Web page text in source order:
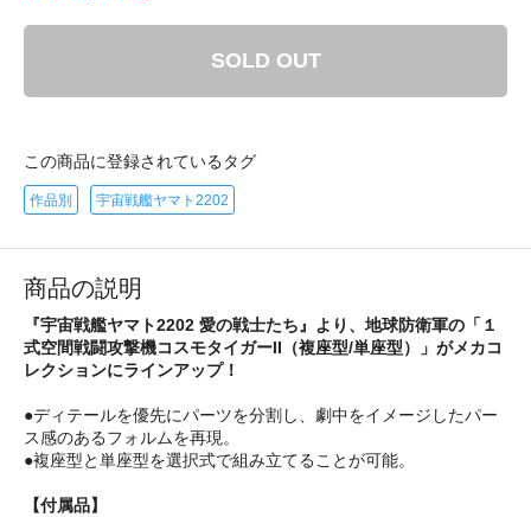
SOLD OUT
この商品に登録されているタグ
作品別 宇宙戦艦ヤマト2202
商品の説明
『宇宙戦艦ヤマト2202 愛の戦士たち』より、地球防衛軍の「１
式空間戦闘攻撃機コスモタイガーII（複座型/単座型）」がメカコ
レクションにラインアップ！
●ディテールを優先にパーツを分割し、劇中をイメージしたパー
ス感のあるフォルムを再現。
●複座型と単座型を選択式で組み立てることが可能。
【付属品】